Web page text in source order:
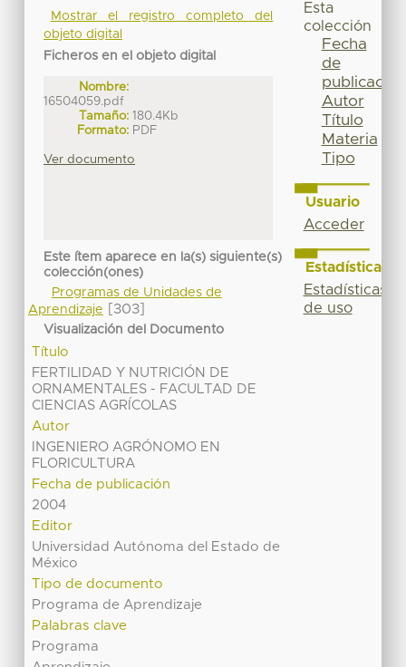
Mostrar el registro completo del
objeto digital
Ficheros en el objeto digital
Nombre:
16504059.pdf
Tamaño: 180.4Kb
Formato: PDF
Ver documento
Este ítem aparece en la(s) siguiente(s)
colección(ones)
Programas de Unidades de
Aprendizaje
[303]
Visualización del Documento
Título
FERTILIDAD Y NUTRICIÓN DE
ORNAMENTALES - FACULTAD DE
CIENCIAS AGRÍCOLAS
Autor
INGENIERO AGRÓNOMO EN
FLORICULTURA
Fecha de publicación
2004
Editor
Universidad Autónoma del Estado de
México
Tipo de documento
Programa de Aprendizaje
Palabras clave
Programa
Esta
colección
Fecha
de
publicación
Autor
Título
Materia
Tipo
Usuario
Acceder
Estadísticas
Estadísticas
de uso